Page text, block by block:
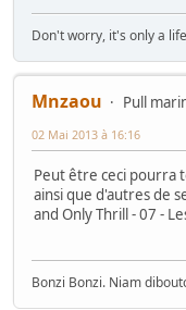
Don't worry, it's only a
Mnzaou
Pull
02 Mai 2013 à 16:16
Peut être ceci pourra
ainsi que d'autres de
and Only Thrill - 07 -
Bonzi Bonzi. Niam